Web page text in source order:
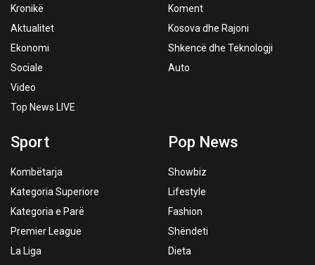
Kronikë
Aktualitet
Ekonomi
Sociale
Video
Top News LIVE
Koment
Kosova dhe Rajoni
Shkencë dhe Teknologji
Auto
Sport
Kombëtarja
Kategoria Superiore
Kategoria e Parë
Premier League
La Liga
Pop News
Showbiz
Lifestyle
Fashion
Shëndeti
Dieta